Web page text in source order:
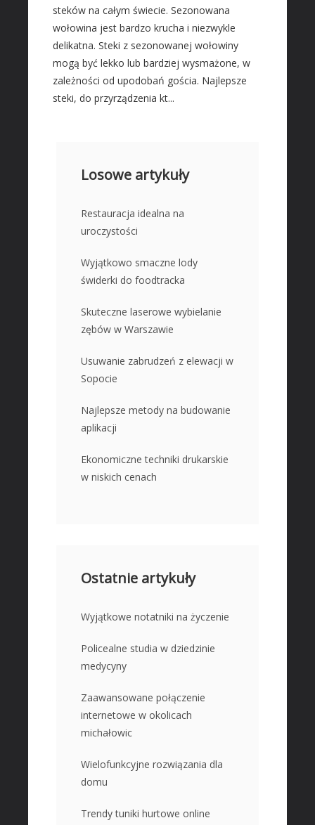
steków na całym świecie. Sezonowana
wołowina jest bardzo krucha i niezwykle
delikatna. Steki z sezonowanej wołowiny
mogą być lekko lub bardziej wysmażone, w
zależności od upodobań gościa. Najlepsze
steki, do przyrządzenia kt...
Losowe artykuły
Restauracja idealna na
uroczystości
Wyjątkowo smaczne lody
świderki do foodtracka
Skuteczne laserowe wybielanie
zębów w Warszawie
Usuwanie zabrudzeń z elewacji w
Sopocie
Najlepsze metody na budowanie
aplikacji
Ekonomiczne techniki drukarskie
w niskich cenach
Ostatnie artykuły
Wyjątkowe notatniki na życzenie
Policealne studia w dziedzinie
medycyny
Zaawansowane połączenie
internetowe w okolicach
michałowic
Wielofunkcyjne rozwiązania dla
domu
Trendy tuniki hurtowe online